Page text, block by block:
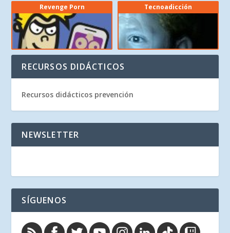
Revenge Porn Tecnoadicción
RECURSOS DIDÁCTICOS
Recursos didácticos prevención
NEWSLETTER
SÍGUENOS